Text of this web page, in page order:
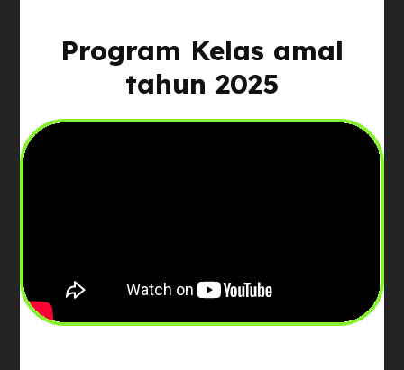
Program Kelas amal
tahun 2025